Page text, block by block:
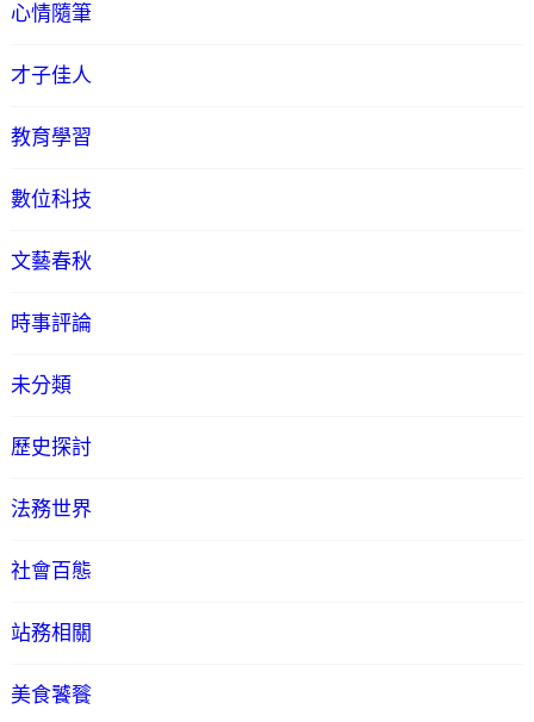
心情隨筆
才子佳人
教育學習
數位科技
文藝春秋
時事評論
未分類
歷史探討
法務世界
社會百態
站務相關
美食饕餮